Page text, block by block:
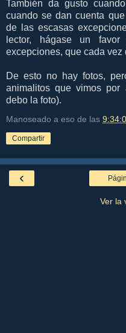
También da gusto
cuando se dan cuenta
de las escasas
lector, hágase un
excepciones, que cada vez
De esto no hay fotos,
animalitos que vimos por
debo la foto).
Manoseado a eso de las
Compartir
‹
Ver la